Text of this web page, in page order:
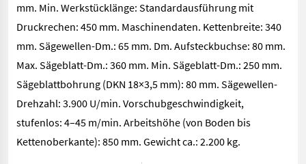
mm. Min. Werkstücklänge: Standardausführung mit
Druckrechen: 450 mm. Maschinendaten. Kettenbreite: 340
mm. Sägewellen-Dm.: 65 mm. Dm. Aufsteckbuchse: 80 mm.
Max. Sägeblatt-Dm.: 360 mm. Min. Sägeblatt-Dm.: 250 mm.
Sägeblattbohrung (DKN 18×3,5 mm): 80 mm. Sägewellen-
Drehzahl: 3.900 U/min. Vorschubgeschwindigkeit,
stufenlos: 4–45 m/min. Arbeitshöhe (von Boden bis
Kettenoberkante): 850 mm. Gewicht ca.: 2.200 kg.